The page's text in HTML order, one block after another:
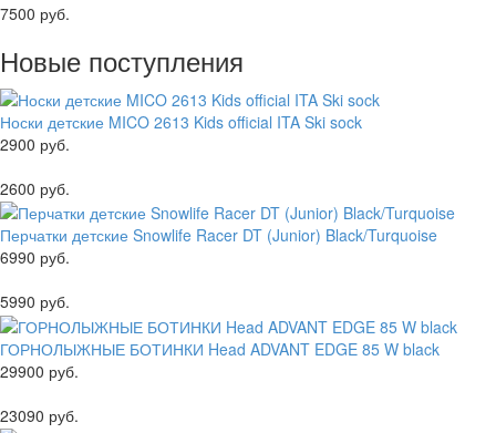
7500 руб.
Новые поступления
Носки детские MICO 2613 Kids official ITA Ski sock
2900 руб.
2600 руб.
Перчатки детские Snowlife Racer DT (Junior) Black/Turquoise
6990 руб.
5990 руб.
ГОРНОЛЫЖНЫЕ БОТИНКИ Head ADVANT EDGE 85 W black
29900 руб.
23090 руб.